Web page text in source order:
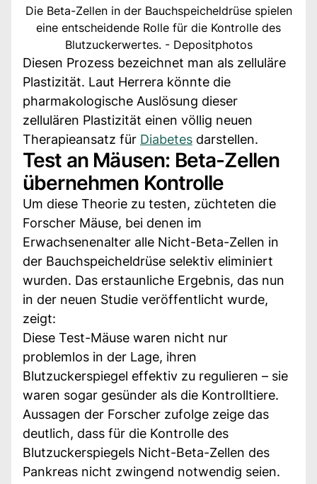
Die Beta-Zellen in der Bauchspeicheldrüse spielen
eine entscheidende Rolle für die Kontrolle des
Blutzuckerwertes. - Depositphotos
Diesen Prozess bezeichnet man als zelluläre
Plastizität. Laut Herrera könnte die
pharmakologische Auslösung dieser
zellulären Plastizität einen völlig neuen
Therapieansatz für Diabetes darstellen.
Test an Mäusen: Beta-Zellen
übernehmen Kontrolle
Um diese Theorie zu testen, züchteten die
Forscher Mäuse, bei denen im
Erwachsenenalter alle Nicht-Beta-Zellen in
der Bauchspeicheldrüse selektiv eliminiert
wurden. Das erstaunliche Ergebnis, das nun
in der neuen Studie veröffentlicht wurde,
zeigt:
Diese Test-Mäuse waren nicht nur
problemlos in der Lage, ihren
Blutzuckerspiegel effektiv zu regulieren – sie
waren sogar gesünder als die Kontrolltiere.
Aussagen der Forscher zufolge zeige das
deutlich, dass für die Kontrolle des
Blutzuckerspiegels Nicht-Beta-Zellen des
Pankreas nicht zwingend notwendig seien.